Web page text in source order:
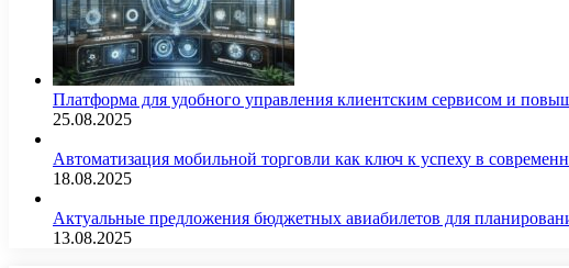
Платформа для удобного управления клиентским сервисом и
25.08.2025
Автоматизация мобильной торговли как ключ к успеху в
18.08.2025
Актуальные предложения бюджетных авиабилетов для
13.08.2025